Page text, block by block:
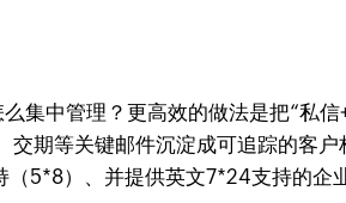
集中管理？更高效的做法是把“私
交期等关键邮件沉淀成可追踪的客
（5*8）、并提供英文7*24支持的企